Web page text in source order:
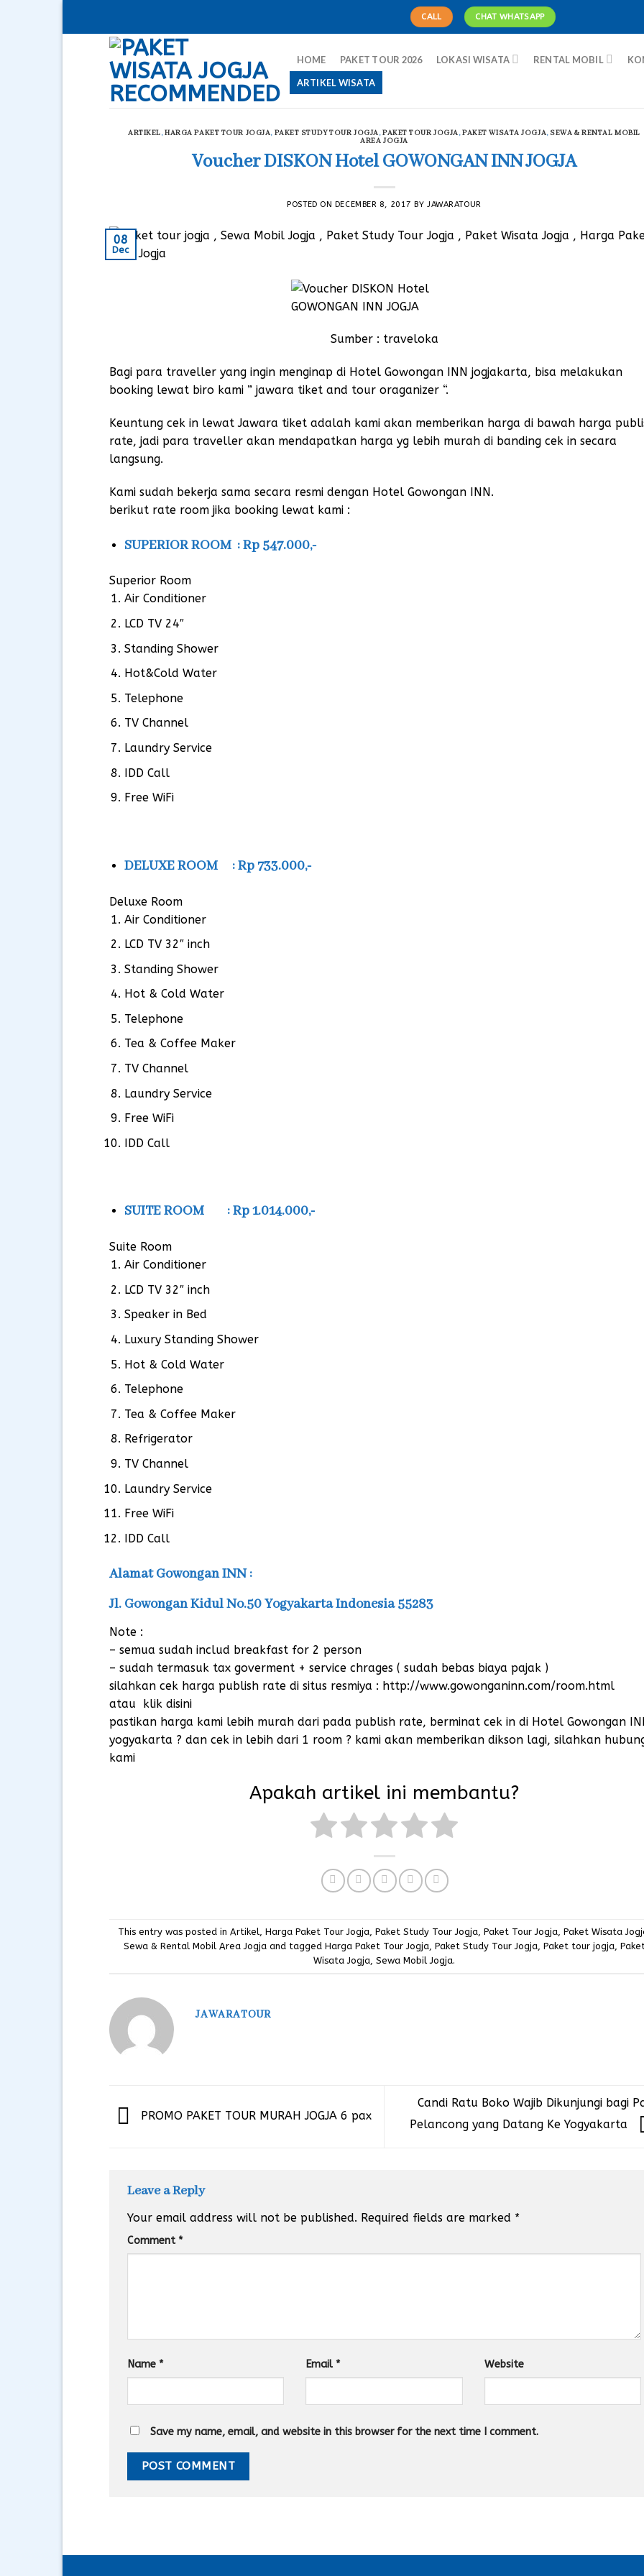
CALL CHAT WHATSAPP
HOME PAKET TOUR 2026 LOKASI WISATA RENTAL MOBIL
ARTIKEL WISATA
ARTIKEL,HARGA PAKET TOUR JOGJA, PAKET STUDY TOUR JOGJA,PAKET TOUR JOGJA,PAKET WISATA JOGJA, SEWA & RENTAL MOBIL
AREA JOGJA
Voucher DISKON Hotel GOWONGAN INN JOGJA
POSTED ON DECEMBER 8, 2017 BYJAWARATOUR
08
Dec
Sumber : traveloka
Bagi para traveller yang ingin menginap di Hotel Gowongan INN jogjakarta, bisa melakukan
booking lewat biro kami ” jawara tiket and tour oraganizer “.
Keuntung cek in lewat Jawara tiket adalah kami akan memberikan harga di bawah harga
rate, jadi para traveller akan mendapatkan harga yg lebih murah di banding cek in secara
langsung.
Kami sudah bekerja sama secara resmi dengan Hotel Gowongan INN.
berikut rate room jika booking lewat kami :
SUPERIOR ROOM : Rp 547.000,-
Superior Room
Air Conditioner
LCD TV 24″
Standing Shower
Hot&Cold Water
Telephone
TV Channel
Laundry Service
IDD Call
Free WiFi
DELUXE ROOM : Rp 733.000,-
Deluxe Room
Air Conditioner
LCD TV 32″ inch
Standing Shower
Hot & Cold Water
Telephone
Tea & Coffee Maker
TV Channel
Laundry Service
Free WiFi
IDD Call
SUITE ROOM : Rp 1.014.000,-
Suite Room
Air Conditioner
LCD TV 32″ inch
Speaker in Bed
Luxury Standing Shower
Hot & Cold Water
Telephone
Tea & Coffee Maker
Refrigerator
TV Channel
Laundry Service
Free WiFi
IDD Call
Alamat Gowongan INN :
Jl. Gowongan Kidul No.50 Yogyakarta Indonesia 55283
Note :
– semua sudah includ breakfast for 2 person
– sudah termasuk tax goverment + service chrages ( sudah bebas biaya pajak )
silahkan cek harga publish rate di situs resmiya : http://www.gowonganinn.com/room.html
atau klik disini
pastikan harga kami lebih murah dari pada publish rate, berminat cek in di Hotel Gowongan
yogyakarta ? dan cek in lebih dari 1 room ? kami akan memberikan dikson lagi, silahkan
kami
Apakah artikel ini membantu?
This entry was posted in Artikel, Harga Paket Tour Jogja, Paket Study Tour Jogja, Paket Tour Jogja, Paket Wisata
Sewa & Rental Mobil Area Jogjaand tagged Harga Paket Tour Jogja, Paket Study Tour Jogja, Paket tour jogja,
Wisata Jogja Sewa Mobil Jogja.
JAWARATOUR
PROMO PAKET TOUR MURAH JOGJA 6 pax
Candi Ratu Boko Wajib Dikunjungi bagi
Pelancong yang Datang Ke Yogyakarta
Leave a Reply
Your email address will not be published. Required fields are marked *
Comment *
Name * Email * Website
Save my name, email, and website in this browser for the next time I comment.